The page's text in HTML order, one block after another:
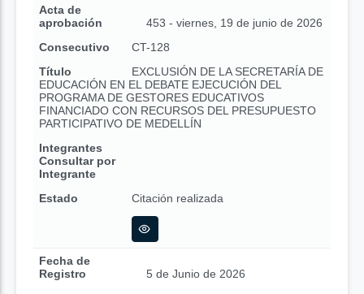
Acta de
aprobación
453 - viernes, 19 de junio de 2026
Consecutivo
CT-128
Título
EXCLUSIÓN DE LA SECRETARÍA DE
EDUCACIÓN EN EL DEBATE EJECUCIÓN DEL
PROGRAMA DE GESTORES EDUCATIVOS
FINANCIADO CON RECURSOS DEL PRESUPUESTO
PARTICIPATIVO DE MEDELLÍN
Integrantes
Consultar por
Integrante
Estado
Citación realizada
Fecha de
Registro
5 de Junio de 2026